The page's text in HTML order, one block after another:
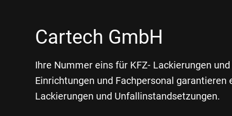
Cartech GmbH
Ihre Nummer eins für KFZ- Lackierungen
Einrichtungen und Fachpersonal
Lackierungen und Unfallinstandsetzungen.